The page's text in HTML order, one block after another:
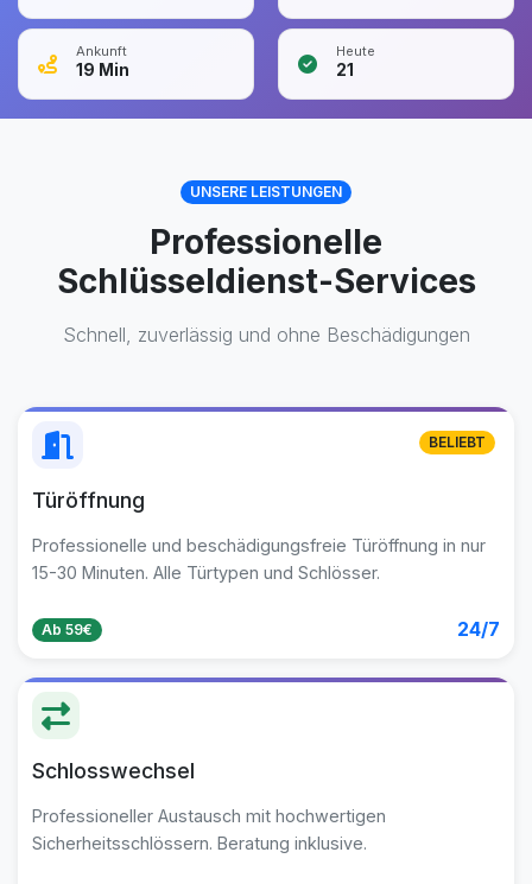
Ankunft
19 Min
Heute
21
UNSERE LEISTUNGEN
Professionelle
Schlüsseldienst-Services
Schnell, zuverlässig und ohne Beschädigungen
Türöffnung
Professionelle und beschädigungsfreie Türöffnung in nur
15-30 Minuten. Alle Türtypen und Schlösser.
Ab 59€ 24/7
BELIEBT
Schlosswechsel
Professioneller Austausch mit hochwertigen
Sicherheitsschlössern. Beratung inklusive.